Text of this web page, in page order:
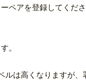
ペアを登録してくだ
。
は高くなりますが